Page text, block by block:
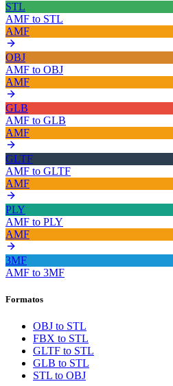
STL
AMF to STL
AMF
OBJ
AMF to OBJ
AMF
GLB
AMF to GLB
AMF
GLTF
AMF to GLTF
AMF
PLY
AMF to PLY
AMF
3MF
AMF to 3MF
Formatos
OBJ to STL
FBX to STL
GLTF to STL
GLB to STL
STL to OBJ